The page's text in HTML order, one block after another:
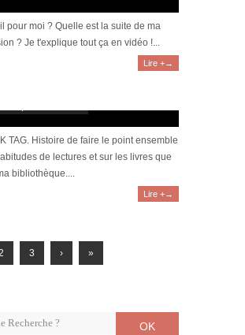
pour moi ? Quelle est la suite de ma
? Je t'explique tout ça en vidéo !...
Lire +→
BOOK TAG : Tout sur mes
TAG. Histoire de faire le point ensemble
de lectures et sur les livres que
bibliothèque....
Lire +→
3 › »
OK